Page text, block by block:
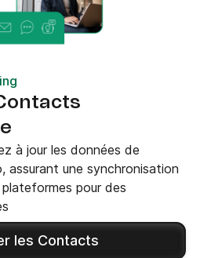
à jour les données de
assurant une synchronisation
pour des
les Contacts